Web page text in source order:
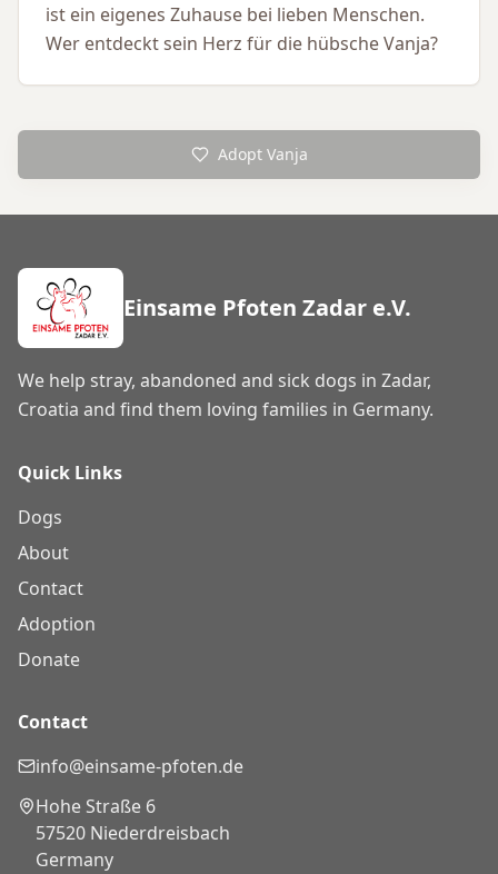
ist ein eigenes Zuhause bei lieben Menschen.
Wer entdeckt sein Herz für die hübsche Vanja?
Adopt Vanja
Einsame Pfoten Zadar e.V.
We help stray, abandoned and sick dogs in Zadar,
Croatia and find them loving families in Germany.
Quick Links
Dogs
About
Contact
Adoption
Donate
Contact
info@einsame-pfoten.de
Hohe Straße 6
57520 Niederdreisbach
Germany